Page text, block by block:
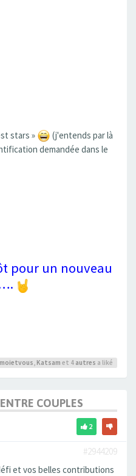
stars »
(j'entends par là
demandée dans le
pour un nouveau
Katsam et 4 autres a liké
COUPLES
2
#2944209
et vos belles contributions